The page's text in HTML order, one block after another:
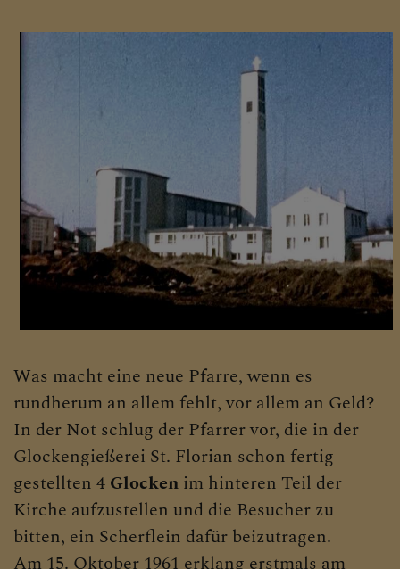
Was macht eine neue Pfarre, wenn es
rundherum an allem fehlt, vor allem an Geld?
In der Not schlug der Pfarrer vor, die in der
Glockengießerei St. Florian schon fertig
gestellten 4 Glocken im hinteren Teil der
Kirche aufzustellen und die Besucher zu
bitten, ein Scherflein dafür beizutragen.